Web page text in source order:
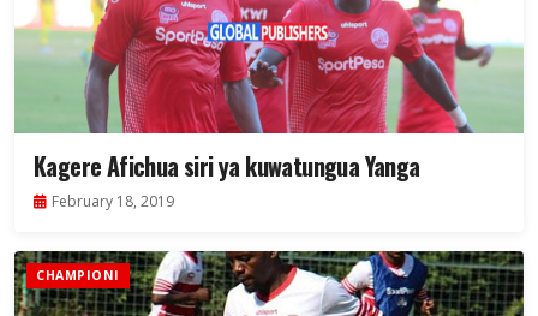
Kagere Afichua siri ya kuwatungua Yanga
February 18, 2019
CHAMPIONI